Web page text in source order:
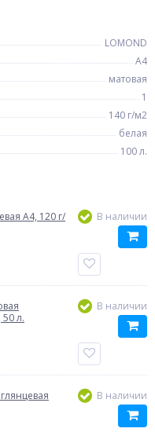
LOMOND
A4
матовая
1
140 г/м2
белая
100 л.
A4, 120 г/
В наличии
л.
В наличии
В наличии